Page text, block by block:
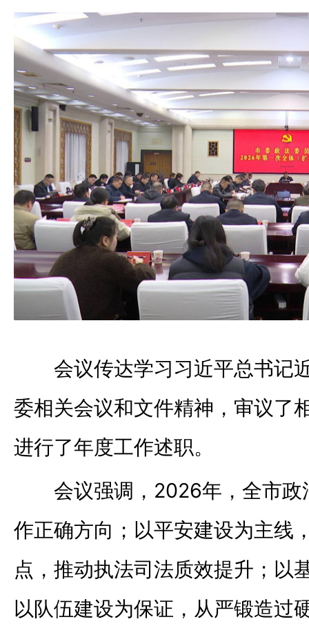
会议传达学习习近平总书记
委相关会议和文件精神，审议了
进行了年度工作述职。
会议强调，2026年，全市
作正确方向；以平安建设为主线
点，推动执法司法质效提升；以
以队伍建设为保证，从严锻造过